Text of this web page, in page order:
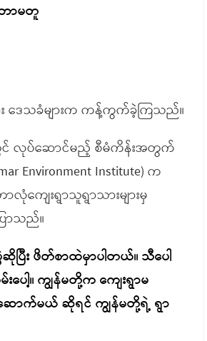
ာမတူ
း ဒေသခံများက ကန့်ကွက်ခဲ့ကြသည်။
စ်တွင် လုပ်ဆောင်မည့် စီမံကိန်းအတွက်
Environment Institute) က
ကျေးရွာသူရွာသားများမှ
ာသည်။
ြီး ဖိတ်စာထဲမှာပါတယ်။ သီပေါ
ါ့။ ကျွန်မတို့က ကျေးရွာမ
ောက်မယ် ဆိုရင် ကျွန်မတို့ရဲ့ ရွာ